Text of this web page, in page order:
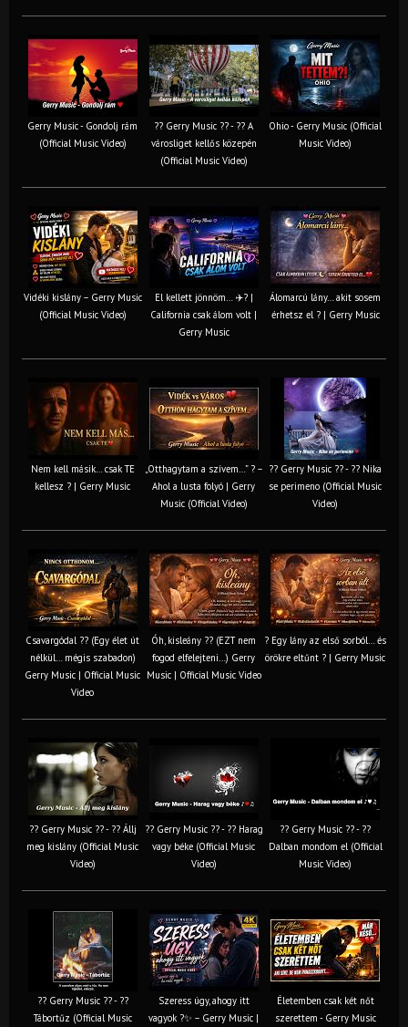
Gerry Music - Gondolj rám
(Official Music Video)
?? Gerry Music ?? - ?? A
városliget kellős közepén
(Official Music Video)
Ohio - Gerry Music (Official
Music Video)
Vidéki kislány – Gerry Music
(Official Music Video)
El kellett jönnöm… ✈️? |
California csak álom volt |
Gerry Music
Álomarcú lány… akit sosem
érhetsz el ? | Gerry Music
Nem kell másik… csak TE
kellesz ? | Gerry Music
„Otthagytam a szívem…” ? –
Ahol a lusta folyó | Gerry
Music (Official Video)
?? Gerry Music ?? - ?? Nika
se perimeno (Official Music
Video)
Csavargódal ?? (Egy élet út
nélkül… mégis szabadon)
Gerry Music | Official Music
Video
Óh, kisleány ?? (EZT nem
fogod elfelejteni…) Gerry
Music | Official Music Video
? Egy lány az első sorból… és
örökre eltűnt ? | Gerry Music
?? Gerry Music ?? - ?? Állj
meg kislány (Official Music
Video)
?? Gerry Music ?? - ?? Harag
vagy béke (Official Music
Video)
?? Gerry Music ?? - ??
Dalban mondom el (Official
Music Video)
?? Gerry Music ?? - ??
Tábortűz (Official Music
Szeress úgy, ahogy itt
vagyok ?✨ – Gerry Music |
Életemben csak két nőt
szerettem - Gerry Music